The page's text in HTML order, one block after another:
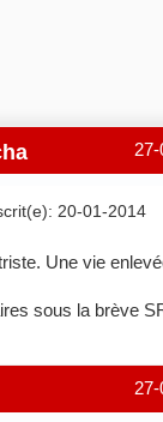
20-01-2014
Une vie
sous la brève